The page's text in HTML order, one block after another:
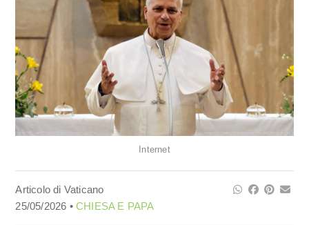
Internet
Articolo di Vaticano
25/05/2026 •CHIESA E PAPA